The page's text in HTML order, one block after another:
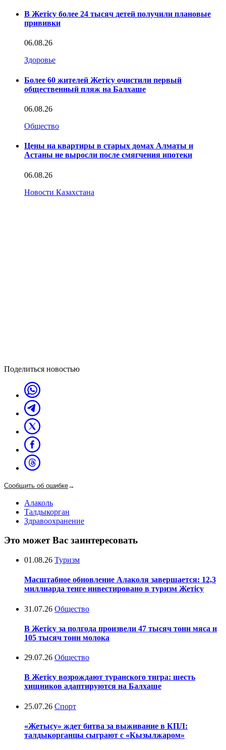
В Жетісу более 24 тысяч детей получили плановые
прививки
06.08.26
Здоровье
Более 60 жителей Жетісу очистили первый
общественный пляж на Балхаше
06.08.26
Общество
Цены на квартиры в старых домах Алматы и
Астаны не выросли после смягчения ипотеки
06.08.26
Новости Казахстана
Поделиться новостью
Сообщить об ошибке→
Алаколь
Талдыкорган
Здравоохранение
Это может Вас заинтересовать
01.08.26 Туризм
Масштабное обновление Алаколя завершается: 12,3
миллиарда тенге инвестировано в туризм Жетісу
31.07.26 Общество
В Жетісу за полгода произвели 47 тысяч тонн мяса и
105 тысяч тонн молока
29.07.26 Общество
В Жетісу возрождают туранского тигра: шесть
хищников адаптируются на Балхаше
25.07.26 Спорт
«Жетысу» ждет битва за выживание в КПЛ:
талдыкорганцы сыграют с «Кызылжаром»